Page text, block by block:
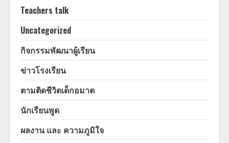
Teachers talk
Uncategorized
กิจกรรมพัฒนาผู้เรียน
ข่าวโรงเรียน
ตามติดชีวิตเด็กอมาต
นักเรียนพูด
ผลงาน และ ความภูมิใจ